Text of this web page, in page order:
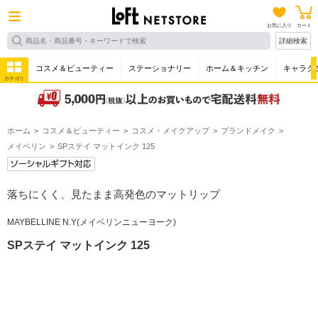
お気に入り カート
詳細検索
カテゴリ
コスメ＆ビューティー ステーショナリー ホーム＆キッチン キャラク
ホーム コスメ＆ビューティー コスメ・メイクアップ
ブランドメイク
メイベリン
SPステイ マットインク 125
落ちにくく、見たまま高発色のマットリップ
MAYBELLINE N.Y(メイベリンニューヨーク)
SPステイ マットインク 125